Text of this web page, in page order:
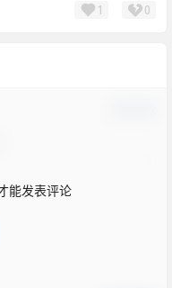
1 0
能发表评论